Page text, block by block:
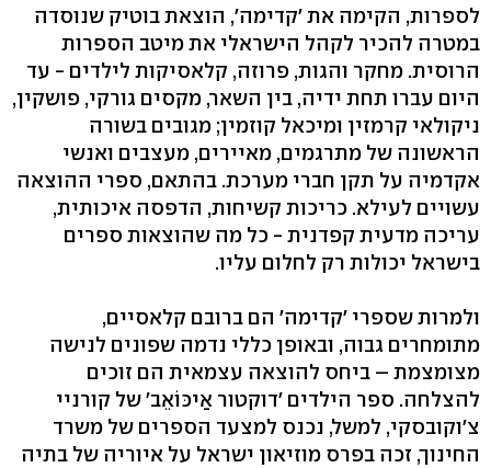
לספרות, הקימה את 'קדימה', הוצאת בוטיק שנוסדה
במטרה להכיר לקהל הישראלי את מיטב הספרות
הרוסית. מחקר והגות, פרוזה, קלאסיקות לילדים - עד
היום עברו תחת ידיה, בין השאר, מקסים גורקי, פושקין,
ניקולאי קרמזין ומיכאל קוזמין; מגובים בשורה
הראשונה של מתרגמים, מאיירים, מעצבים ואנשי
אקדמיה על תקן חברי מערכת. בהתאם, ספרי ההוצאה
עשויים לעילא. כריכות קשיחות, הדפסה איכותית,
עריכה מדעית קפדנית - כל מה שהוצאות ספרים
בישראל יכולות רק לחלום עליו.
ולמרות שספרי 'קדימה' הם ברובם קלאסיים,
מתומחרים גבוה, ובאופן כללי נדמה שפונים לנישה
מצומצמת – ביחס להוצאה עצמאית הם זוכים
להצלחה. ספר הילדים 'דוקטור אַיכּוֹאֵב' של קורניי
צ'וקובסקי, למשל, נכנס למצעד הספרים של משרד
החינוך, זכה בפרס מוזיאון ישראל על איוריה של בתיה